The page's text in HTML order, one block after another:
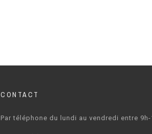
CONTACT
Par téléphone du lundi au vendredi entre 9h-